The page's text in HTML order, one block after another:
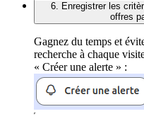
6. Enregistrer les
offres
Gagnez du temps et
recherche à chaque
« Créer une alerte » :